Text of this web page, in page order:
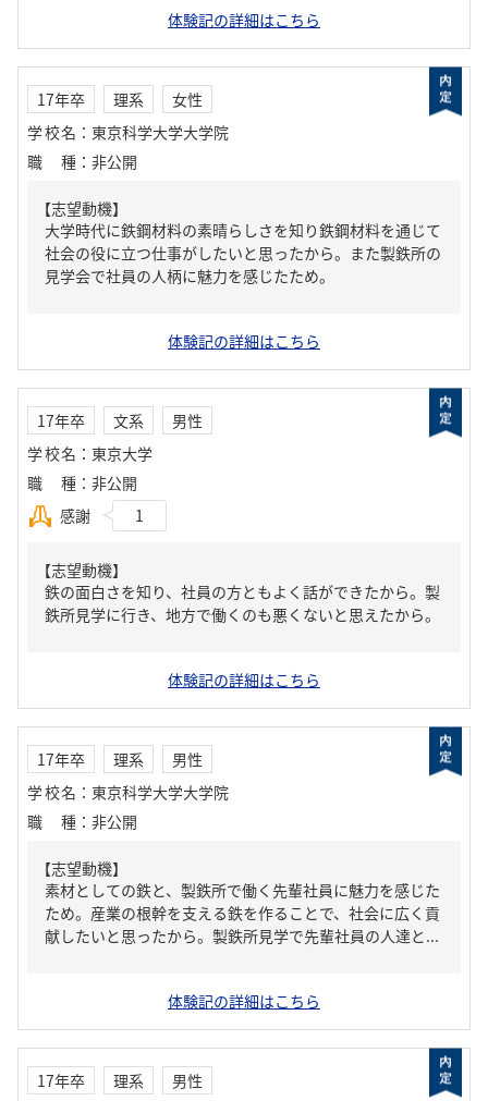
体験記の詳細はこちら
17年卒 理系
女性
学校名 ： 東京科学大学大学院
職種 ： 非公開
【志望動機】
大学時代に鉄鋼材料の素晴らしさを知り鉄鋼材料を通じて
社会の役に立つ仕事がしたいと思ったから。また製鉄所の
見学会で社員の人柄に魅力を感じたため。
体験記の詳細はこちら
17年卒 文系
男性
学校名 ： 東京大学
職種 ： 非公開
感謝
1
【志望動機】
鉄の面白さを知り、社員の方ともよく話ができたから。製
鉄所見学に行き、地方で働くのも悪くないと思えたから。
体験記の詳細はこちら
17年卒 理系
男性
学校名 ： 東京科学大学大学院
職種 ： 非公開
【志望動機】
素材としての鉄と、製鉄所で働く先輩社員に魅力を感じた
ため。産業の根幹を支える鉄を作ることで、社会に広く貢
献したいと思ったから。製鉄所見学で先輩社員の人達と...
体験記の詳細はこちら
17年卒 理系
男性